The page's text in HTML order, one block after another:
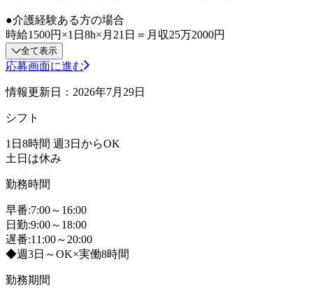
●介護経験ある方の場合
時給1500円×1日8h×月21日＝月収25万2000円
全て表示
応募画面に進む
情報更新日：2026年7月29日
シフト
1日8時間 週3日からOK
土日は休み
勤務時間
早番:7:00～16:00
日勤:9:00～18:00
遅番:11:00～20:00
◆週3日～OK×実働8時間
勤務期間